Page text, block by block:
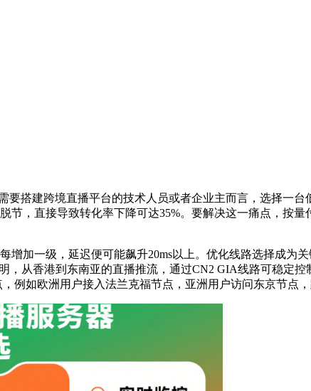
搭建跨境直播平台的技术人员或者企业主而言，选择一
节，直接导致转化率下降可达35%。要解决这一痛点，按量
增加一级，延迟便可能飙升20ms以上。优化线路选择成为
，从香港到东南亚的直播推流，通过CN2 GIA线路可稳定控
例如欧洲用户接入法兰克福节点，亚洲用户访问东京节点